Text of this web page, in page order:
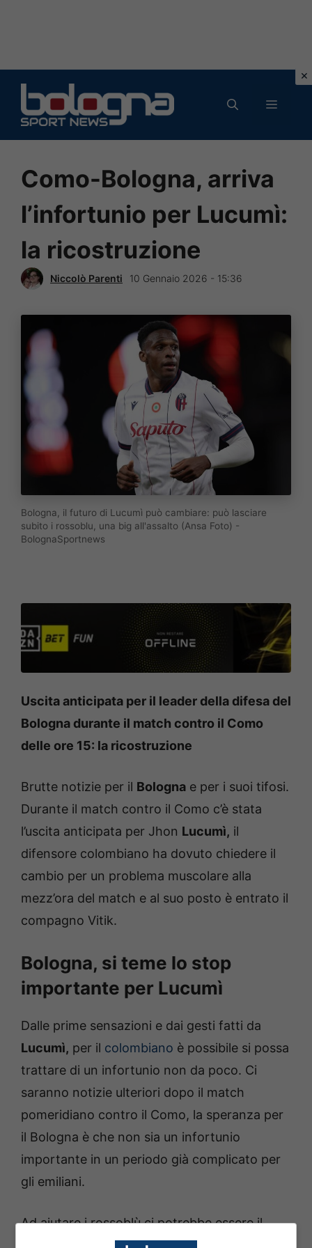
contenuto
MENU
Como-Bologna, arriva
l’infortunio per Lucumì:
la ricostruzione
Niccolò Parenti 10 Gennaio 2026 - 15:36
Bologna, il futuro di Lucumì può cambiare: può lasciare
subito i rossoblu, una big all'assalto (Ansa Foto) -
BolognaSportnews
Uscita anticipata per il leader della difesa del
Bologna durante il match contro il Como
delle ore 15: la ricostruzione
Brutte notizie per il Bologna e per i suoi tifosi.
Durante il match contro il Como c’è stata
l’uscita anticipata per Jhon Lucumì, il
difensore colombiano ha dovuto chiedere il
cambio per un problema muscolare alla
mezz’ora del match e al suo posto è entrato il
compagno Vitik.
Bologna, si teme lo stop
importante per Lucumì
Dalle prime sensazioni e dai gesti fatti da
Lucumì, per il colombiano è possibile si possa
trattare di un infortunio non da poco. Ci
saranno notizie ulteriori dopo il match
pomeridiano contro il Como, la speranza per
il Bologna è che non sia un infortunio
importante in un periodo già complicato per
gli emiliani.
Ad aiutare i rossoblù ci potrebbe essere il
mercato attualmente in corso che potrebbe